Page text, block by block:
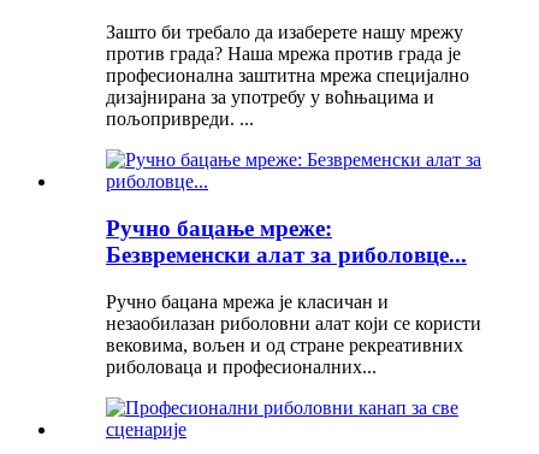
Зашто би требало да изаберете нашу мрежу
против града? Наша мрежа против града је
професионална заштитна мрежа специјално
дизајнирана за употребу у воћњацима и
пољопривреди. ...
Ручно бацање мреже:
Безвременски алат за риболовце...
Ручно бацана мрежа је класичан и
незаобилазан риболовни алат који се користи
вековима, вољен и од стране рекреативних
риболоваца и професионалних...